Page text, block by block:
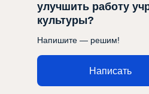
улучшить работу
культуры?
Напишите — решим!
Написать